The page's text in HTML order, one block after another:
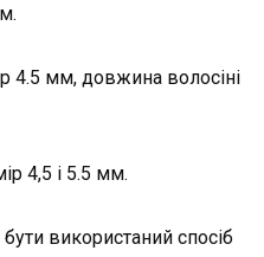
4.5 мм, довжина волосіні
4,5 і 5.5 мм.
використаний спосіб